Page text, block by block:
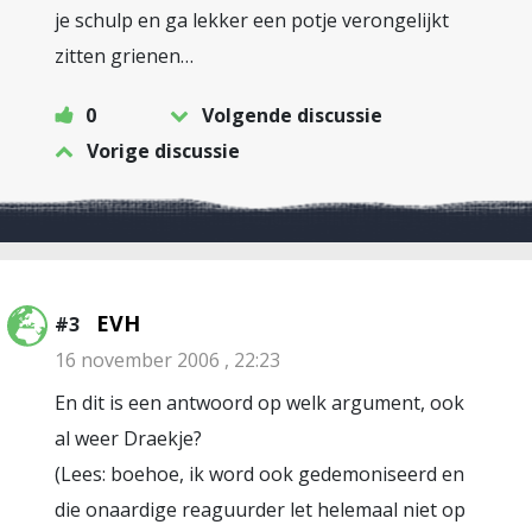
je schulp en ga lekker een potje verongelijkt
zitten grienen…
0
Volgende discussie
Vorige discussie
#3 EVH
16 november 2006 , 22:23
En dit is een antwoord op welk argument, ook
al weer Draekje?
(Lees: boehoe, ik word ook gedemoniseerd en
die onaardige reaguurder let helemaal niet op